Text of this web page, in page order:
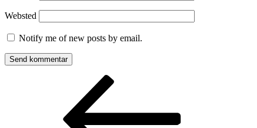
Websted
Notify me of new posts by email.
Indlægsnavigation